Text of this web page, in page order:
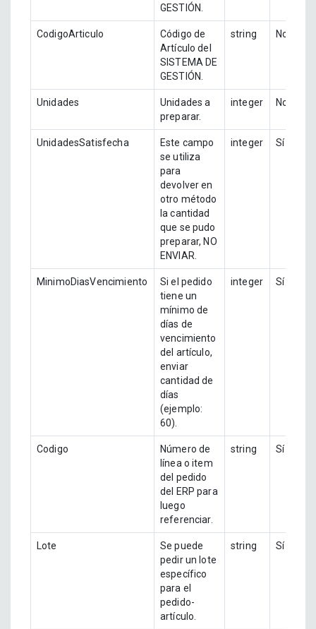
GESTIÓN.
CodigoArticulo
Código de
Artículo del
SISTEMA DE
GESTIÓN.
string No
Unidades
Unidades a
preparar.
integer No
UnidadesSatisfecha
Este campo
se utiliza
para
devolver en
otro método
la cantidad
que se pudo
preparar, NO
ENVIAR.
integer Sí
MinimoDiasVencimiento
Si el pedido
tiene un
mínimo de
días de
vencimiento
del artículo,
enviar
cantidad de
días
(ejemplo:
60).
integer Sí
Codigo
Número de
línea o item
del pedido
del ERP para
luego
referenciar.
string Sí
Lote
Se puede
pedir un lote
específico
para el
pedido-
artículo.
string Sí